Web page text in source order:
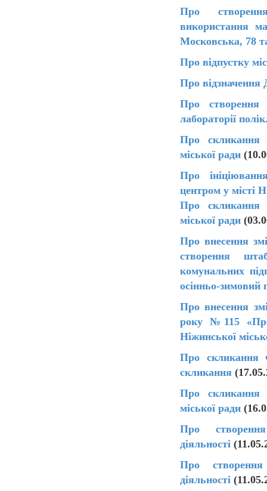
Про
використання
Московська, 78
Про відпустку
Про відзначення
Про створення
лабораторії
Про скликання
міської ради
Про
центром у місті
Про скликання
міської ради
Про внесення
створення
комунальних
осінньо-зимовий
Про внесення
року №115 «Про
Ніжинської
Про скликання
скликання
Про скликання
міської ради
Про
діяльності
Про створення
діяльності